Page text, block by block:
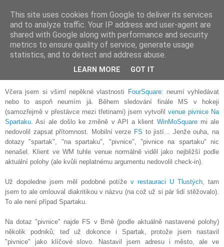
Les Coccinelles
pondělí, května 24, 2010
FourSquare neumí vyhledávat?
Včera jsem si všiml nepěkné vlastnosti FourSquare: neumí vyhledávat
nebo to aspoň neumím já. Během sledování finále MS v hokeji
(samozřejmě v přestávce mezi třetinami) jsem vytvořil venue pivnice Na
Spartaku . Asi ale došlo ke změně v API a klient WinMoSquaremi ale
nedovolil zapsat přítomnost. Mobilní verze FS to jistí... Jenže ouha, na
dotazy "spartak", "na spartaku", "pivnice", "pivnice na spartaku" nic
nenašel. Klient ve WM tuhle venue normálně viděl jako nejbližší podle
aktuální polohy (ale kvůli neplatnému argumentu nedovolil check-in).
Už dopoledne jsem měl podobné potíže v restauraci U Tlustých , tam
jsem to ale omlouval diakritikou v názvu (na což už si pár lidí stěžovalo).
To ale není případ Spartaku.
Na dotaz "pivnice" najde FS v Brně (podle aktuálně nastavené polohy)
několik podniků; teď už dokonce i Spartak, protože jsem nastavil
"pivnice" jako klíčové slovo. Nastavil jsem adresu i město, ale ve
This site uses cookies from Google to deliver its services
and to analyze traffic. Your IP address and user-agent are
shared with Google along with performance and security
metrics to ensure quality of service, generate usage
statistics, and to detect and address abuse.
LEARN MORE GOT IT